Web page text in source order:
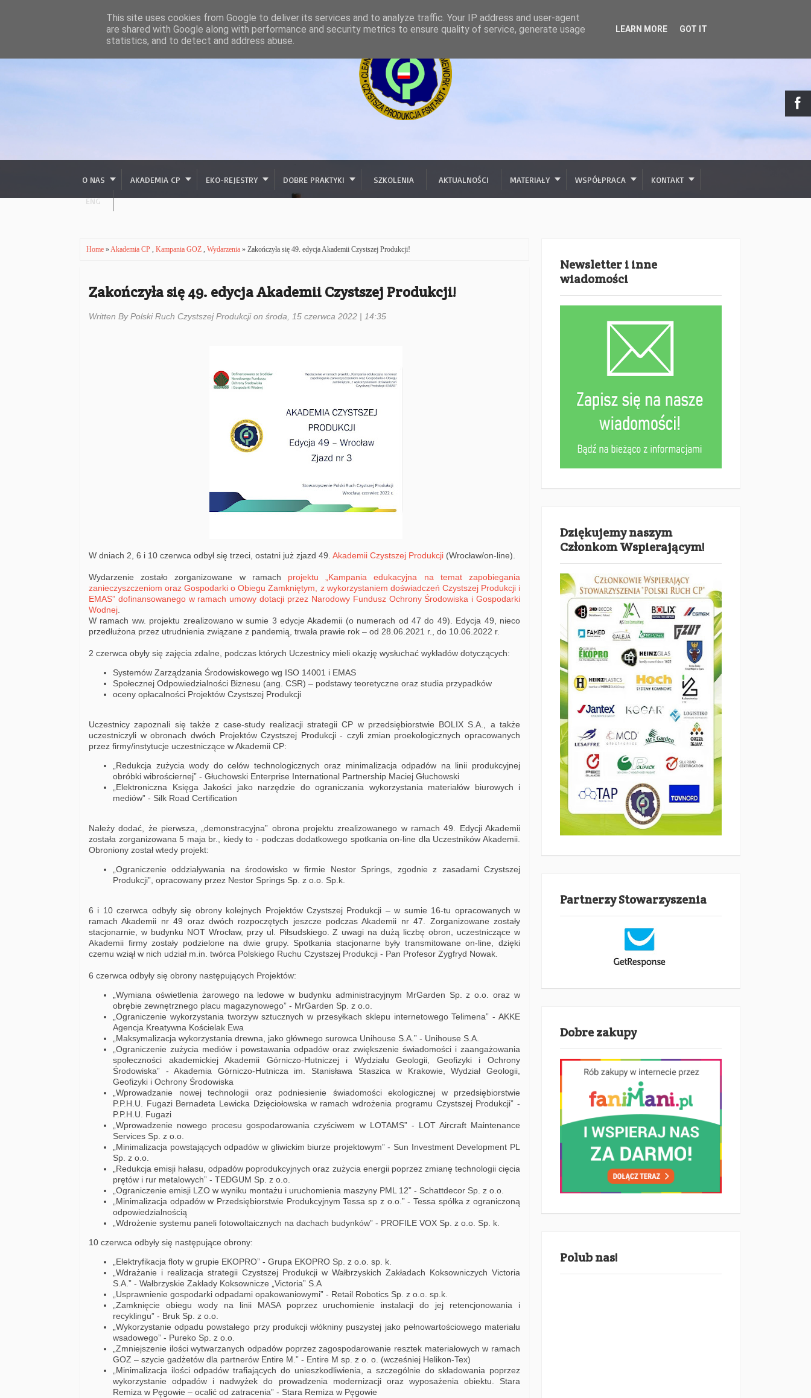
O NAS AKADEMIA CP EKO-REJESTRY DOBRE PRAKTYKI SZKOLENIA AKTUALNOŚCI MATERIAŁY WSPÓŁPRACA KONTAKT
ENG
Home »Akademia CP , Kampania GOZ , Wydarzenia » Zakończyła się 49. edycja Akademii Czystszej Produkcji!
Zakończyła się 49. edycja Akademii Czystszej Produkcji!
Written By Polski Ruch Czystszej Produkcji on środa, 15 czerwca 2022 | 14:35
W dniach 2, 6 i 10 czerwca odbył się trzeci, ostatni już zjazd 49. Akademii Czystszej Produkcji (Wrocław/on-line).
Wydarzenie zostało zorganizowane w ramach projektu „Kampania edukacyjna na temat zapobiegania
zanieczyszczeniom oraz Gospodarki o Obiegu Zamkniętym, z wykorzystaniem doświadczeń Czystszej Produkcji i
EMAS” dofinansowanego w ramach umowy dotacji przez Narodowy Fundusz Ochrony Środowiska i Gospodarki
Wodnej
W ramach ww. projektu zrealizowano w sumie 3 edycje Akademii (o numerach od 47 do 49). Edycja 49, nieco
przedłużona przez utrudnienia związane z pandemią, trwała prawie rok – od 28.06.2021 r., do 10.06.2022 r.
2 czerwca obyły się zajęcia zdalne, podczas których Uczestnicy mieli okazję wysłuchać wykładów dotyczących:
Systemów Zarządzania Środowiskowego wg ISO 14001 i EMAS
Społecznej Odpowiedzialności Biznesu (ang. CSR) – podstawy teoretyczne oraz studia przypadków
oceny opłacalności Projektów Czystszej Produkcji
Uczestnicy zapoznali się także z case-study realizacji strategii CP w przedsiębiorstwie BOLIX S.A., a także
uczestniczyli w obronach dwóch Projektów Czystszej Produkcji - czyli zmian proekologicznych opracowanych
przez firmy/instytucje uczestniczące w Akademii CP:
„Redukcja zużycia wody do celów technologicznych oraz minimalizacja odpadów na linii produkcyjnej
obróbki wibrościernej” - Głuchowski Enterprise International Partnership Maciej Głuchowski
„Elektroniczna Księga Jakości jako narzędzie do ograniczania wykorzystania materiałów biurowych i
mediów” - Silk Road Certification
Należy dodać, że pierwsza, „demonstracyjna” obrona projektu zrealizowanego w ramach 49. Edycji Akademii
została zorganizowana 5 maja br., kiedy to - podczas dodatkowego spotkania on-line dla Uczestników Akademii.
Obroniony został wtedy projekt:
„Ograniczenie oddziaływania na środowisko w firmie Nestor Springs, zgodnie z zasadami Czystszej
Produkcji”, opracowany przez Nestor Springs Sp. z o.o. Sp.k.
6 i 10 czerwca odbyły się obrony kolejnych Projektów Czystszej Produkcji – w sumie 16-tu opracowanych w
ramach Akademii nr 49 oraz dwóch rozpoczętych jeszcze podczas Akademii nr 47. Zorganizowane zostały
stacjonarnie, w budynku NOT Wrocław, przy ul. Piłsudskiego. Z uwagi na dużą liczbę obron, uczestniczące w
Akademii firmy zostały podzielone na dwie grupy. Spotkania stacjonarne były transmitowane on-line, dzięki
czemu wziął w nich udział m.in. twórca Polskiego Ruchu Czystszej Produkcji - Pan Profesor Zygfryd Nowak.
6 czerwca odbyły się obrony następujących Projektów:
„Wymiana oświetlenia żarowego na ledowe w budynku administracyjnym MrGarden Sp. z o.o. oraz w
obrębie zewnętrznego placu magazynowego” - MrGarden Sp. z o.o.
„Ograniczenie wykorzystania tworzyw sztucznych w przesyłkach sklepu internetowego Telimena” - AKKE
Agencja Kreatywna Kościelak Ewa
„Maksymalizacja wykorzystania drewna, jako głównego surowca Unihouse S.A.” - Unihouse S.A.
„Ograniczenie zużycia mediów i powstawania odpadów oraz zwiększenie świadomości i zaangażowania
społeczności akademickiej Akademii Górniczo-Hutniczej i Wydziału Geologii, Geofizyki i Ochrony
Środowiska” - Akademia Górniczo-Hutnicza im. Stanisława Staszica w Krakowie, Wydział Geologii,
Geofizyki i Ochrony Środowiska
„Wprowadzanie nowej technologii oraz podniesienie świadomości ekologicznej w przedsiębiorstwie
P.P.H.U. Fugazi Bernadeta Lewicka Dzięciołowska w ramach wdrożenia programu Czystszej Produkcji” -
P.P.H.U. Fugazi
„Wprowadzenie nowego procesu gospodarowania czyściwem w LOTAMS” - LOT Aircraft Maintenance
Services Sp. z o.o.
„Minimalizacja powstających odpadów w gliwickim biurze projektowym” - Sun Investment Development PL
Sp. z o.o.
„Redukcja emisji hałasu, odpadów poprodukcyjnych oraz zużycia energii poprzez zmianę technologii cięcia
prętów i rur metalowych” - TEDGUM Sp. z o.o.
„Ograniczenie emisji LZO w wyniku montażu i uruchomienia maszyny PML 12” - Schattdecor Sp. z o.o.
„Minimalizacja odpadów w Przedsiębiorstwie Produkcyjnym Tessa sp z o.o.” - Tessa spółka z ograniczoną
odpowiedzialnością
„Wdrożenie systemu paneli fotowoltaicznych na dachach budynków” - PROFILE VOX Sp. z o.o. Sp. k.
10 czerwca odbyły się następujące obrony:
„Elektryfikacja floty w grupie EKOPRO” - Grupa EKOPRO Sp. z o.o. sp. k.
„Wdrażanie i realizacja strategii Czystszej Produkcji w Wałbrzyskich Zakładach Koksowniczych Victoria
S.A.” - Wałbrzyskie Zakłady Koksownicze „Victoria” S.A
„Usprawnienie gospodarki odpadami opakowaniowymi” - Retail Robotics Sp. z o.o. sp.k.
„Zamknięcie obiegu wody na linii MASA poprzez uruchomienie instalacji do jej retencjonowania i
recyklingu” - Bruk Sp. z o.o.
„Wykorzystanie odpadu powstałego przy produkcji włókniny puszystej jako pełnowartościowego materiału
wsadowego” - Pureko Sp. z o.o.
„Zmniejszenie ilości wytwarzanych odpadów poprzez zagospodarowanie resztek materiałowych w ramach
GOZ – szycie gadżetów dla partnerów Entire M.” - Entire M sp. z o. o. (wcześniej Helikon-Tex)
„Minimalizacja ilości odpadów trafiających do unieszkodliwienia, a szczególnie do składowania poprzez
wykorzystanie odpadów i nadwyżek do prowadzenia modernizacji oraz wyposażenia obiektu. Stara
Remiza w Pęgowie – ocalić od zatracenia” - Stara Remiza w Pęgowie
Newsletter i inne
wiadomości
Dziękujemy naszym
Członkom Wspierającym!
Partnerzy Stowarzyszenia
Dobre zakupy
Polub nas!
This site uses cookies from Google to deliver its services and to analyze traffic. Your IP address and user-agent
are shared with Google along with performance and security metrics to ensure quality of service, generate usage
statistics, and to detect and address abuse.
LEARN MORE GOT IT